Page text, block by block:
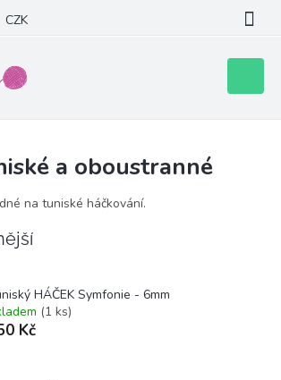
CZK
košík
a oboustranné
na tuniské háčkování.
HÁČEK Symfonie - 6mm
(1 ks)
Kč